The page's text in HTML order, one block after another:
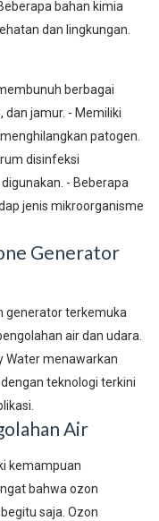
bahan kimia
dan lingkungan.
berbagai
jamur. - Memiliki
patogen.
disinfeksi
- Beberapa
jenis mikroorganisme
Generator
generator terkemuka
air dan udara.
Water menawarkan
teknologi terkini
Air
kemampuan
bahwa ozon
saja. Ozon